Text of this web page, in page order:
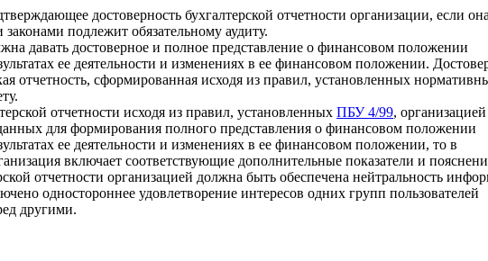
достоверность бухгалтерской отчетности организации, если
подлежит обязательному аудиту.
давать достоверное и полное представление о финансовом положении
ее деятельности и изменениях в ее финансовом положении.
отчетность, сформированная исходя из правил, установленных
отчетности исходя из правил, установленных ПБУ 4/99, организацией
для формирования полного представления о финансовом положении
ее деятельности и изменениях в ее финансовом положении, то в
включает соответствующие дополнительные показатели и
отчетности организацией должна быть обеспечена нейтральность
одностороннее удовлетворение интересов одних групп пользователей
другими.